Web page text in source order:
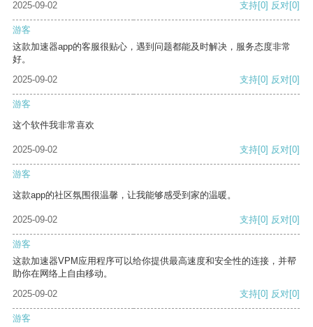
2025-09-02
支持[0] 反对[0]
游客
这款加速器app的客服很贴心，遇到问题都能及时解决，服务态度非常
好。
2025-09-02
支持[0] 反对[0]
游客
这个软件我非常喜欢
2025-09-02 支持[0] 反对[0]
游客
这款app的社区氛围很温馨，让我能够感受到家的温暖。
2025-09-02 支持[0] 反对[0]
游客
这款加速器VPM应用程序可以给你提供最高速度和安全性的连接，并帮
助你在网络上自由移动。
2025-09-02
支持[0] 反对[0]
游客